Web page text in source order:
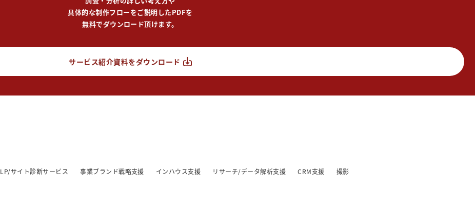
具体的な制作フローをご説明したPDFを
無料でダウンロード頂けます。
サービス紹介資料をダウンロード
LP/サイト診断サービス 事業ブランド戦略支援 インハウス支援 リサーチ/データ解析支援 CRM支援 撮影